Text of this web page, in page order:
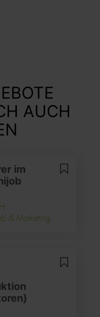
AUCH
im
& Marketing